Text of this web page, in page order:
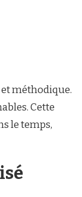
méthodique.
Cette
le temps,